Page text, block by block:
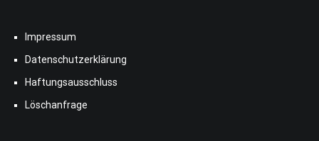
Impressum
Datenschutzerklärung
Haftungsausschluss
Löschanfrage